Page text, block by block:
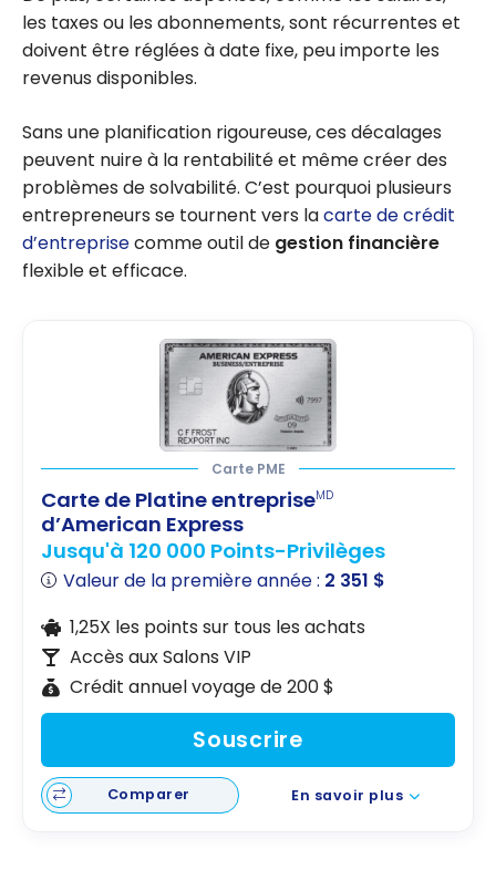
les taxes ou les abonnements, sont récurrentes et
doivent être réglées à date fixe, peu importe les
revenus disponibles.
Sans une planification rigoureuse, ces décalages
peuvent nuire à la rentabilité et même créer des
problèmes de solvabilité. C’est pourquoi plusieurs
entrepreneurs se tournent vers lacarte de crédit
d’entreprisecomme outil de gestion financière
flexible et efficace.
Carte PME
Carte de Platine entrepriseMD
d’American Express
Jusqu'à 120 000 Points-Privilèges
Valeur de la première année : 2 351 $
1,25X les points sur tous les achats
Accès aux Salons VIP
Crédit annuel voyage de 200 $
Souscrire
Comparer En savoir plus